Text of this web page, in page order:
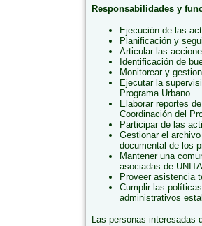
Responsabilidades y
Ejecución de las
Planificación y
Articular las
Identificación de
Monitorear y
Ejecutar la
Programa Urbano
Elaborar reportes
Coordinación del
Participar de las
Gestionar el
documental de los
Mantener una
asociadas de
Proveer asistencia
Cumplir las
administrativos
Las personas interesadas